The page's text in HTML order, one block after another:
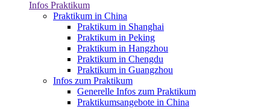
Infos Praktikum
Praktikum in China
Praktikum in Shanghai
Praktikum in Peking
Praktikum in Hangzhou
Praktikum in Chengdu
Praktikum in Guangzhou
Infos zum Praktikum
Generelle Infos zum Praktikum
Praktikumsangebote in China